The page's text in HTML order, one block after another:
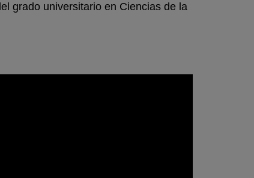
grado universitario en Ciencias de la